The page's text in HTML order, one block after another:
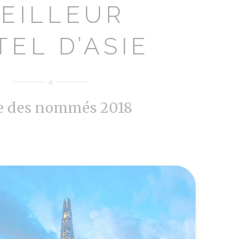
D’ASIE
des nommés 2018